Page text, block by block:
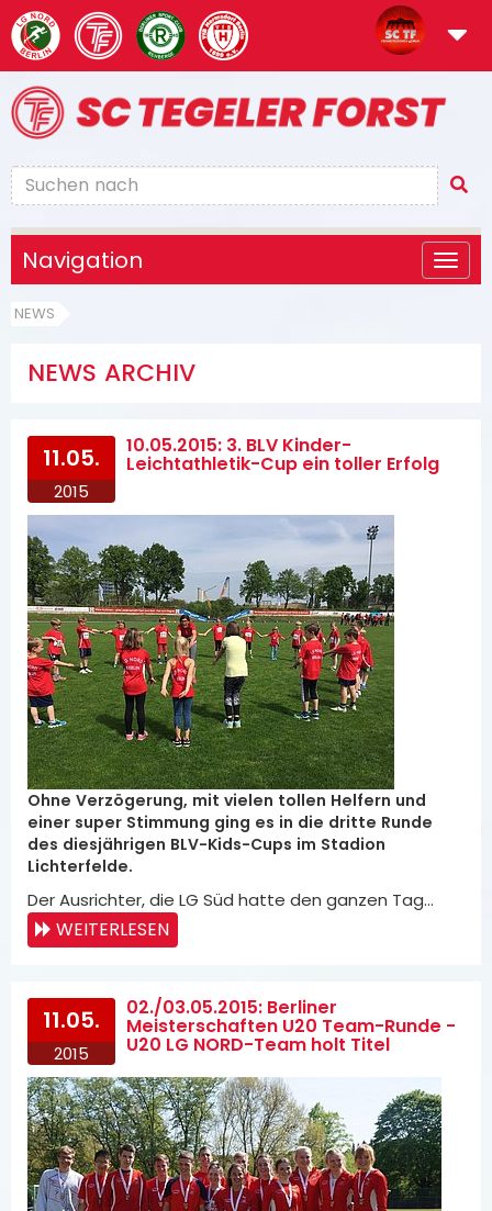
Navigation
NEWS
NEWS ARCHIV
11.05.
2015
10.05.2015: 3. BLV Kinder-
Leichtathletik-Cup ein toller Erfolg
Ohne Verzögerung, mit vielen tollen Helfern und
einer super Stimmung ging es in die dritte Runde
des diesjährigen BLV-Kids-Cups im Stadion
Lichterfelde.
Der Ausrichter, die LG Süd hatte den ganzen Tag…
WEITERLESEN
11.05.
2015
02./03.05.2015: Berliner
Meisterschaften U20 Team-Runde -
U20 LG NORD-Team holt Titel